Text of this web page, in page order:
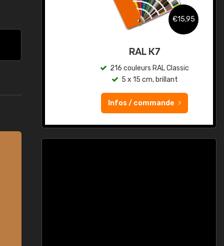
€15,95
RAL K7
216 couleurs RAL Classic
5 x 15 cm, brillant
Infos / commande